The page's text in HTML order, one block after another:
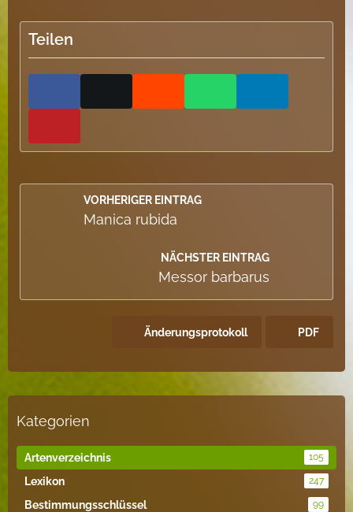
Teilen
VORHERIGER EINTRAG
Manica rubida
NÄCHSTER EINTRAG
Messor barbarus
Änderungsprotokoll PDF
Kategorien
Artenverzeichnis 105
Lexikon 247
Bestimmungsschlüssel 99